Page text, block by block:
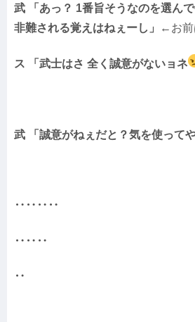
武 「あっ？ 1番旨そうなのを選ん
非難される覚えはねぇーし」← お
ス 「武士はさ 全く誠意がないョネ
武 「誠意がねぇだと？気を使ってや
‥‥‥‥
‥‥‥
‥